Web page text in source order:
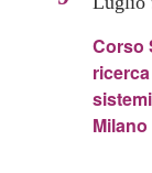
Corso
Milano